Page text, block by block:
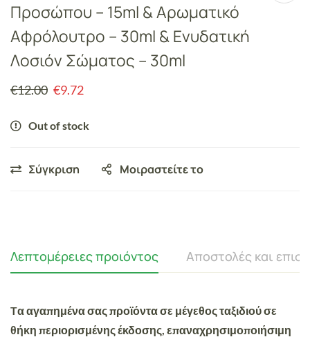
Προσώπου – 15ml & Αρωματικό
Αφρόλουτρο – 30ml & Ενυδατική
Λοσιόν Σώματος – 30ml
€12.00 €9.72
Out of stock
Σύγκριση Μοιραστείτε το
Λεπτομέρειες προιόντος Αποστολές και
Tα αγαπημένα σας προϊόντα σε μέγεθος ταξιδιού σε
θήκη περιορισμένης έκδοσης, επαναχρησιμοποιήσιμη